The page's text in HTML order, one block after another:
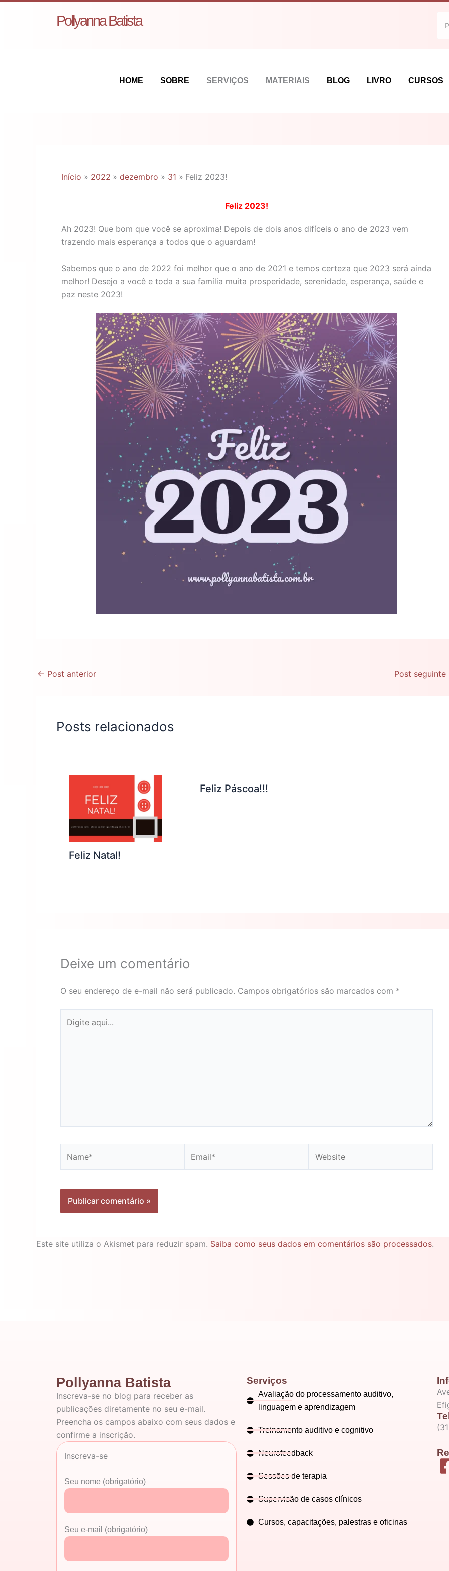
Pollyanna Batista
HOME SOBRE SERVIÇOS MATERIAIS BLOG LIVRO CURSOS
Início 2022 dezembro 31 Feliz 2023!
Feliz 2023!
Ah 2023! Que bom que você se aproxima! Depois de dois anos difíceis o ano de 2023 vem
trazendo mais esperança a todos que o aguardam!
Sabemos que o ano de 2022 foi melhor que o ano de 2021 e temos certeza que 2023 será ainda
melhor! Desejo a você e toda a sua família muita prosperidade, serenidade, esperança, saúde e
paz neste 2023!
← Post anterior Post seguinte
Posts relacionados
Feliz Natal!
Feliz Páscoa!!!
Deixe um comentário
O seu endereço de e-mail não será publicado. Campos obrigatórios são marcados com *
aqui...
Este site utiliza o Akismet para reduzir spam. Saiba como seus dados em comentários são processados.
Pollyanna Batista
Inscreva-se no blog para receber as
publicações diretamente no seu e-mail.
Preencha os campos abaixo com seus dados e
confirme a inscrição.
Inscreva-se
Seu nome (obrigatório)
Seu e-mail (obrigatório)
Serviços
Avaliação do processamento auditivo,
linguagem e aprendizagem
Treinamento auditivo e cognitivo
Neurofeedback
Sessões de terapia
Supervisão de casos clínicos
Cursos, capacitações, palestras e oficinas